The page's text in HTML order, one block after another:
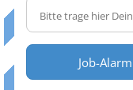
Job-Alarm